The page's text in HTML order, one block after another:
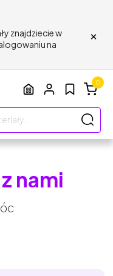
znajdziecie w
na
×
0
nami